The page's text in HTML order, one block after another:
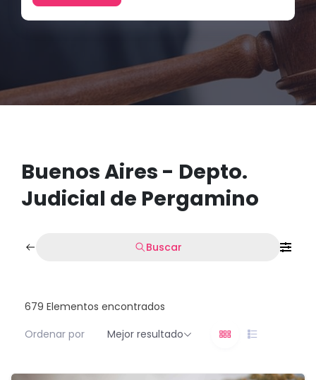
Buenos Aires - Depto.
Judicial de Pergamino
Buscar
679 Elementos encontrados
Ordenar por
Mejor resultado